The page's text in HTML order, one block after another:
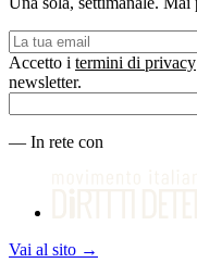
Accetto i termini di privacy
newsletter.
— In rete con
Vai al sito →